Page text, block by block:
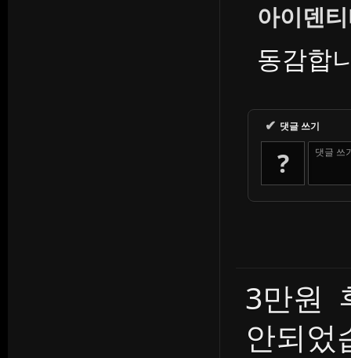
아이덴
동감합
✔ 댓글 쓰기
? 댓글 쓰
3만원
안되었